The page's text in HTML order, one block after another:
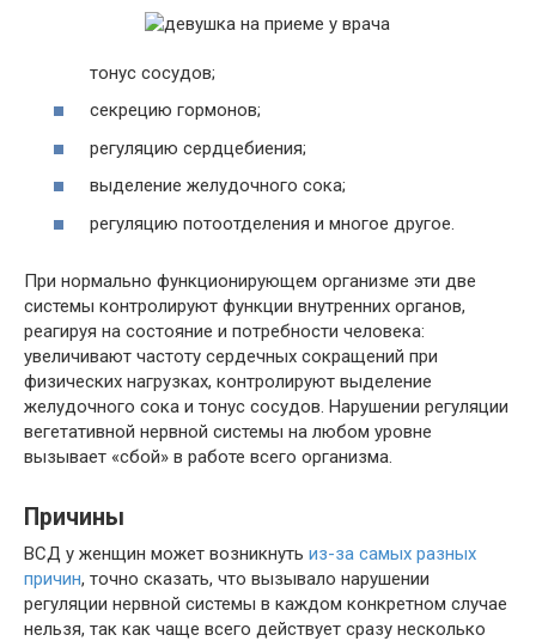
тонус сосудов;
секрецию гормонов;
регуляцию сердцебиения;
выделение желудочного сока;
регуляцию потоотделения и многое другое.
При нормально функционирующем организме эти две
системы контролируют функции внутренних органов,
реагируя на состояние и потребности человека:
увеличивают частоту сердечных сокращений при
физических нагрузках, контролируют выделение
желудочного сока и тонус сосудов. Нарушении регуляции
вегетативной нервной системы на любом уровне
вызывает «сбой» в работе всего организма.
Причины
ВСД у женщин может возникнуть из-за самых разных
причин, точно сказать, что вызывало нарушении
регуляции нервной системы в каждом конкретном случае
нельзя, так как чаще всего действует сразу несколько